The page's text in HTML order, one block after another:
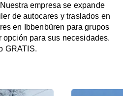
empresa se expande
de autocares y traslados en
en Ibbenbüren para grupos
para sus necesidades.
GRATIS.